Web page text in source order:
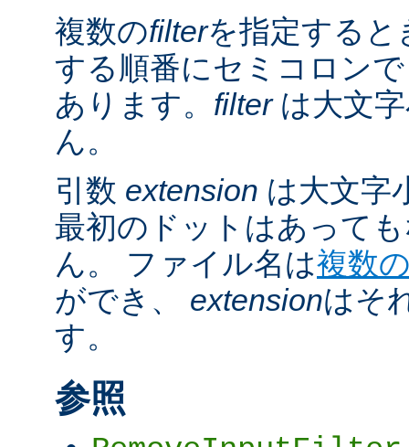
複数のfilterを指定すると
する順番にセミコロン
あります。 filterは大文
ん。
引数 extension は大文字
最初のドットはあって
ん。 ファイル名は複数
ができ、 extensionはそ
す。
参照